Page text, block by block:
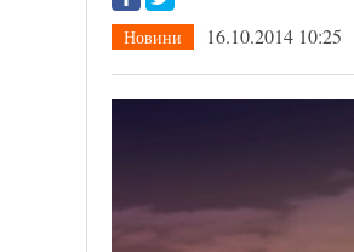
Новини 16.10.2014 10:25